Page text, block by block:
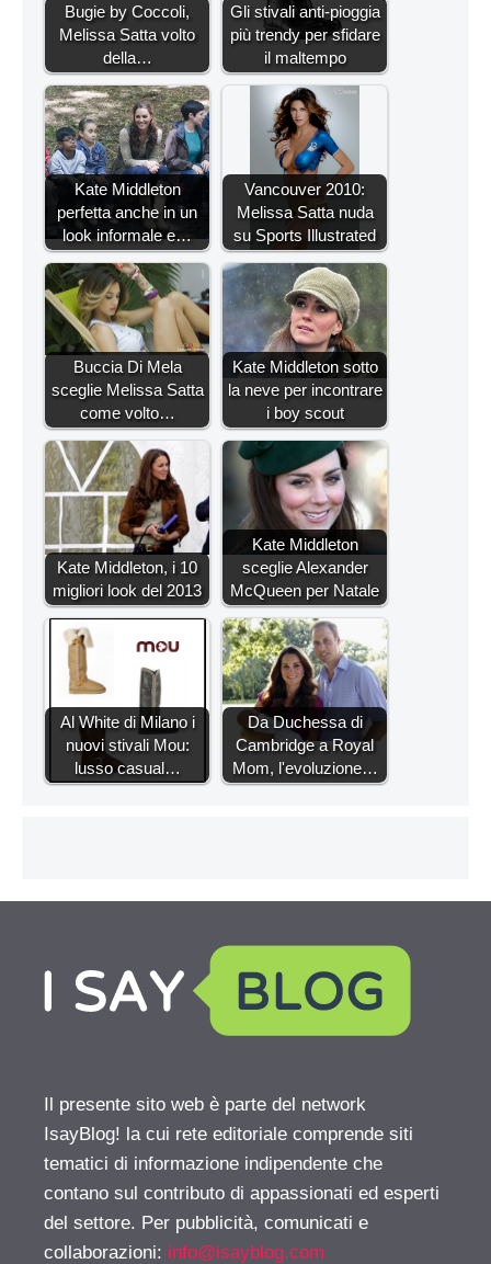
Bugie by Coccoli,
Melissa Satta volto
della…
Gli stivali anti-pioggia
più trendy per sfidare
il maltempo
Kate Middleton
perfetta anche in un
look informale e…
Vancouver 2010:
Melissa Satta nuda
su Sports Illustrated
Buccia Di Mela
sceglie Melissa Satta
come volto…
Kate Middleton sotto
la neve per incontrare
i boy scout
Kate Middleton, i 10
migliori look del 2013
Kate Middleton
sceglie Alexander
McQueen per Natale
Al White di Milano i
nuovi stivali Mou:
lusso casual…
Da Duchessa di
Cambridge a Royal
Mom, l'evoluzione…
Il presente sito web è parte del network
IsayBlog! la cui rete editoriale comprende siti
tematici di informazione indipendente che
contano sul contributo di appassionati ed esperti
del settore. Per pubblicità, comunicati e
collaborazioni: info@isayblog.com